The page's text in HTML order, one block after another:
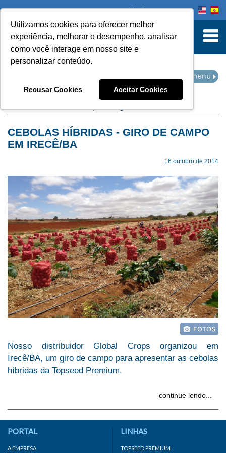
Utilizamos cookies para oferecer melhor
experiência, melhorar o desempenho, analisar
como você interage em nosso site e
personalizar conteúdo.
Recusar Cookies Aceitar Cookies
to Content
Onde comprar
CEBOLAS HÍBRIDAS - GIRO DE CAMPO
EM IRECÊ/BA
16 outubro de 2014
Nosso distribuidor Global Crops organizou em
Irecê/BA, um giro de campo para apresentar as cebolas
híbridas da Topseed Premium.
continue lendo...
PORTAL
A EMPRESA
LINHAS
TOPSEED PREMIUM